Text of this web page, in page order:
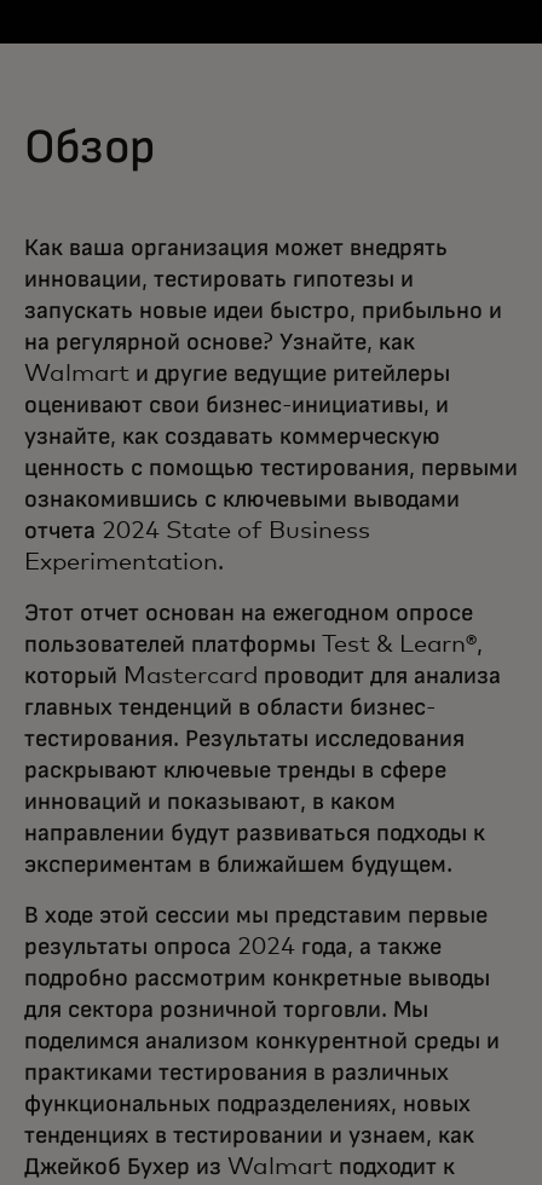
Обзор
Как ваша организация может внедрять
инновации, тестировать гипотезы и
запускать новые идеи быстро, прибыльно и
на регулярной основе? Узнайте, как
Walmart и другие ведущие ритейлеры
оценивают свои бизнес-инициативы, и
узнайте, как создавать коммерческую
ценность с помощью тестирования, первыми
ознакомившись с ключевыми выводами
отчета 2024 State of Business
Experimentation.
Этот отчет основан на ежегодном опросе
пользователей платформы Test & Learn®,
который Mastercard проводит для анализа
главных тенденций в области бизнес-
тестирования. Результаты исследования
раскрывают ключевые тренды в сфере
инноваций и показывают, в каком
направлении будут развиваться подходы к
экспериментам в ближайшем будущем.
В ходе этой сессии мы представим первые
результаты опроса 2024 года, а также
подробно рассмотрим конкретные выводы
для сектора розничной торговли. Мы
поделимся анализом конкурентной среды и
практиками тестирования в различных
функциональных подразделениях, новых
тенденциях в тестировании и узнаем, как
Джейкоб Бухер из Walmart подходит к